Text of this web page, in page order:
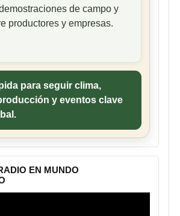
de campo y
productores y empresas.
para seguir clima,
y eventos clave
EN MUNDO